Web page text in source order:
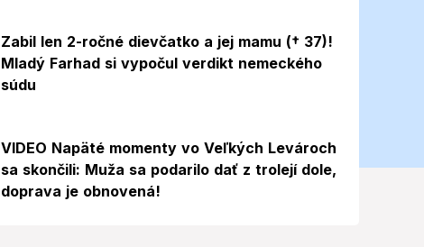
Zabil len 2-ročné dievčatko a jej mamu († 37)!
Mladý Farhad si vypočul verdikt nemeckého
súdu
Video
VIDEO Napäté momenty vo Veľkých Levároch
sa skončili: Muža sa podarilo dať z trolejí dole,
doprava je obnovená!